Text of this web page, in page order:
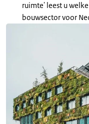
ruimte' leest u
bouwsector voor